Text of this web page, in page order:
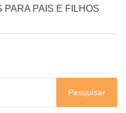
PARA PAIS E FILHOS